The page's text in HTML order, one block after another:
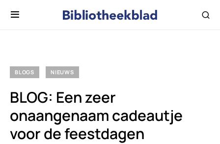
BLOGS NIEUWS
BLOG: Een zeer
onaangenaam cadeautje
voor de feestdagen